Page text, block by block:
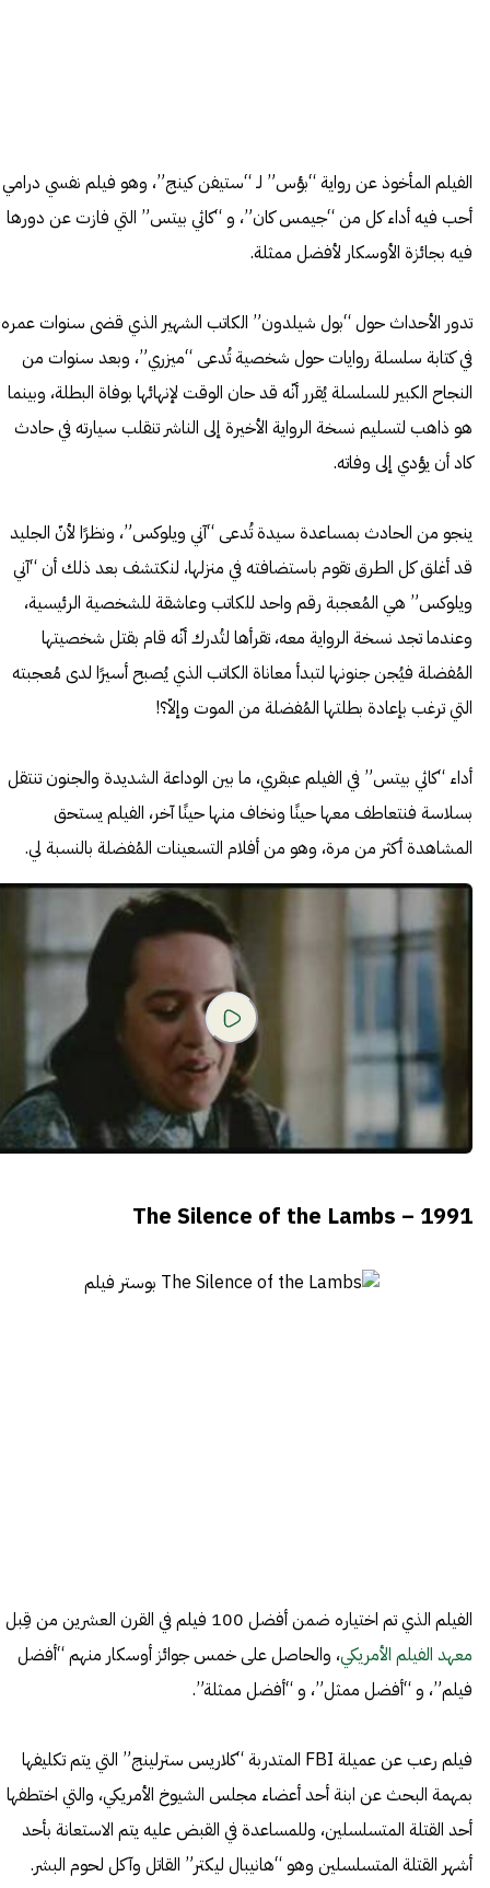
الفيلم المأخوذ عن رواية “بؤس” لـ “ستيفن كينج”، وهو فيلم نفسي درامي
أحب فيه أداء كل من “جيمس كان”، و “كاثي بيتس” التي فازت عن دورها
فيه بجائزة الأوسكار لأفضل ممثلة.
تدور الأحداث حول “بول شيلدون” الكاتب الشهير الذي قضى سنوات عمره
في كتابة سلسلة روايات حول شخصية تُدعى “ميزري”، وبعد سنوات من
النجاح الكبير للسلسلة يُقرر أنّه قد حان الوقت لإنهائها بوفاة البطلة، وبينما
هو ذاهب لتسليم نسخة الرواية الأخيرة إلى الناشر تنقلب سيارته في حادث
كاد أن يؤدي إلى وفاته.
ينجو من الحادث بمساعدة سيدة تُدعى “آني ويلوكس”، ونظرًا لأنّ الجليد
قد أغلق كل الطرق تقوم باستضافته في منزلها، لنكتشف بعد ذلك أن “آني
ويلوكس” هي المُعجبة رقم واحد للكاتب وعاشقة للشخصية الرئيسية،
وعندما تجد نسخة الرواية معه، تقرأها لتُدرك أنّه قام بقتل شخصيتها
المُفضلة فيُجن جنونها لتبدأ معاناة الكاتب الذي يُصبح أسيرًا لدى مُعجبته
التي ترغب بإعادة بطلتها المُفضلة من الموت وإلاّ؟!
أداء “كاثي بيتس” في الفيلم عبقري، ما بين الوداعة الشديدة والجنون تنتقل
بسلاسة فنتعاطف معها حينًا ونخاف منها حينًا آخر، الفيلم يستحق
المشاهدة أكثر من مرة، وهو من أفلام التسعينات المُفضلة بالنسبة لي.
The Silence of the Lambs – 1991
الفيلم الذي تم اختياره ضمن أفضل 100 فيلم في القرن العشرين من قِبل
معهد الفيلم الأمريكي، والحاصل على خمس جوائز أوسكار منهم “أفضل
فيلم”، و “أفضل ممثل”، و “أفضل ممثلة”.
فيلم رعب عن عميلة FBI المتدربة “كلاريس سترلينج” التي يتم تكليفها
بمهمة البحث عن ابنة أحد أعضاء مجلس الشيوخ الأمريكي، والتي اختطفها
أحد القتلة المتسلسلين، وللمساعدة في القبض عليه يتم الاستعانة بأحد
أشهر القتلة المتسلسلين وهو “هانيبال ليكتر” القاتل وآكل لحوم البشر.